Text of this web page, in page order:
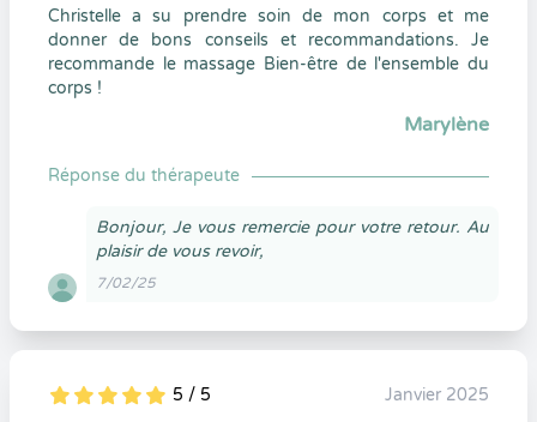
Christelle a su prendre soin de mon corps et me
donner de bons conseils et recommandations. Je
recommande le massage Bien-être de l'ensemble du
corps !
Marylène
Réponse du thérapeute
Bonjour, Je vous remercie pour votre retour. Au
plaisir de vous revoir,
7/02/25
5
1
5
0 5 / 5 Janvier 2025